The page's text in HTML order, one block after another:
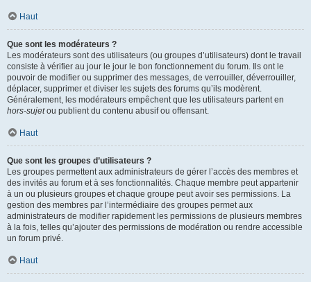
Haut
Que sont les modérateurs ?
Les modérateurs sont des utilisateurs (ou groupes d’utilisateurs) dont le travail
consiste à vérifier au jour le jour le bon fonctionnement du forum. Ils ont le
pouvoir de modifier ou supprimer des messages, de verrouiller, déverrouiller,
déplacer, supprimer et diviser les sujets des forums qu’ils modèrent.
Généralement, les modérateurs empêchent que les utilisateurs partent en
hors-sujetou publient du contenu abusif ou offensant.
Haut
Que sont les groupes d’utilisateurs ?
Les groupes permettent aux administrateurs de gérer l’accès des membres et
des invités au forum et à ses fonctionnalités. Chaque membre peut appartenir
à un ou plusieurs groupes et chaque groupe peut avoir ses permissions. La
gestion des membres par l’intermédiaire des groupes permet aux
administrateurs de modifier rapidement les permissions de plusieurs membres
à la fois, telles qu’ajouter des permissions de modération ou rendre accessible
un forum privé.
Haut